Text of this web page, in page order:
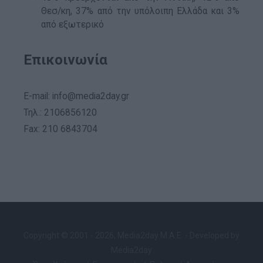
Θεσ/κη, 37% από την υπόλοιπη Ελλάδα και 3%
από εξωτερικό
Επικοινωνία
E-mail: info@media2day.gr
Τηλ.: 2106856120
Fax: 210 6843704